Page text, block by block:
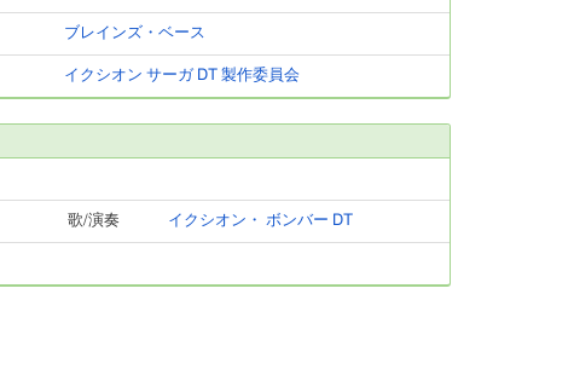
ブレインズ・ベース
イクシオン サーガ DT 製作委員会
歌/演奏 イクシオン・ ボンバー DT